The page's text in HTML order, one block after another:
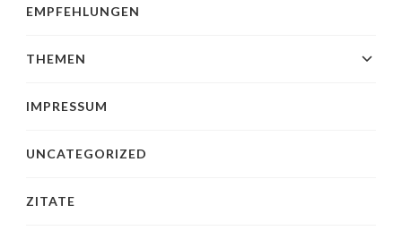
EMPFEHLUNGEN
THEMEN
IMPRESSUM
UNCATEGORIZED
ZITATE